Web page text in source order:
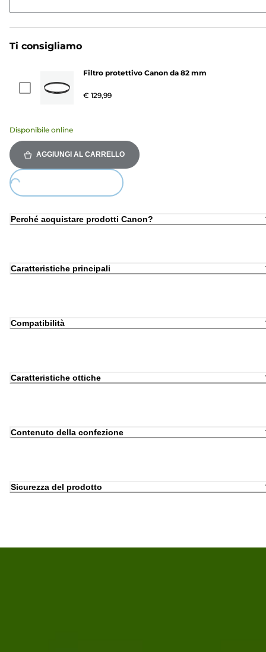
Ti consigliamo
Filtro protettivo Canon da 82 mm
€ 129,99
Disponibile online
AGGIUNGI AL CARRELLO
Loading...
Perché acquistare prodotti Canon?
Caratteristiche principali
Compatibilità
Caratteristiche ottiche
Contenuto della confezione
Sicurezza del prodotto